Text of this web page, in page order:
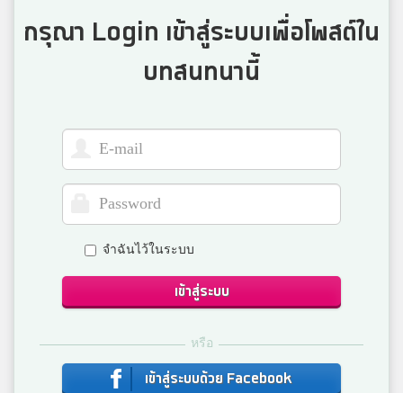
Wuttipat Nurak
Kunthida Khaipraphai
โพธิ์คีรีราชศึกษา
สิปปกร กุลตัน
มหาวชิราวุธ
กรุณา Login เข้าสู่ระบบเพื่อโพสต์ใน
บทสนทนานี้
จำฉันไว้ในระบบ
เข้าสู่ระบบ
หรือ
เข้าสู่ระบบด้วย Facebook